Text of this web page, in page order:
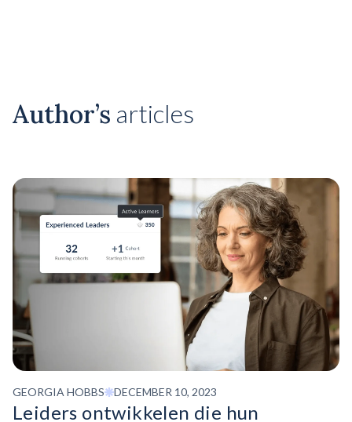
Author’s articles
GEORGIA HOBBS DECEMBER 10, 2023
Leiders ontwikkelen die hun